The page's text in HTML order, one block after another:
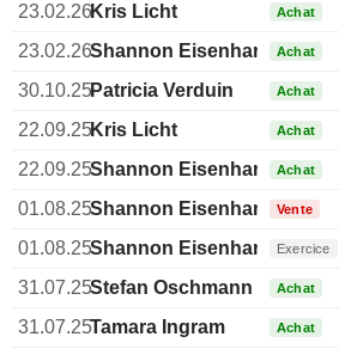
23.02.26Kris Licht Achat
23.02.26Shannon EisenhardtAchat
30.10.25Patricia Verduin Achat
22.09.25Kris Licht Achat
22.09.25Shannon EisenhardtAchat
01.08.25Shannon EisenhardtVente
01.08.25Shannon Eisenhardt Exercice
31.07.25Stefan Oschmann Achat
31.07.25Tamara Ingram Achat